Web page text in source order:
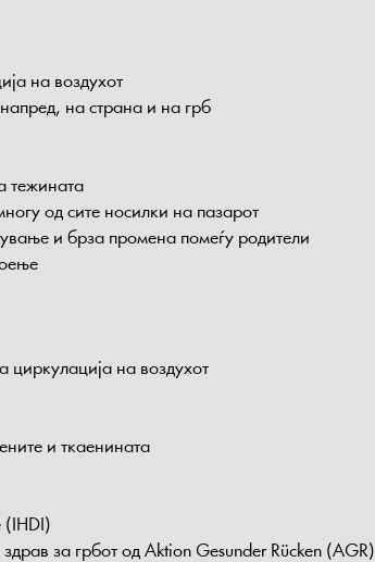
на воздухот
на страна и на грб
тежината
од сите носилки на пазарот
и брза промена помеѓу родители
циркулација на воздухот
и ткаенината
(IHDI)
за грбот од Aktion Gesunder Rücken (AGR)